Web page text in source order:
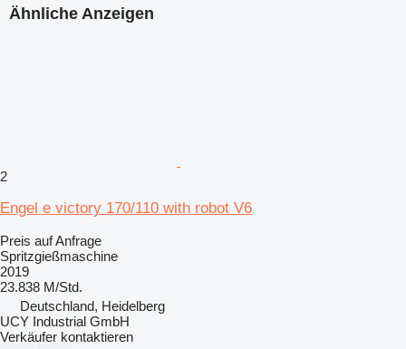
Ähnliche Anzeigen
2
Engel e victory 170/110 with robot V6
Preis auf Anfrage
Spritzgießmaschine
2019
23.838 M/Std.
Deutschland, Heidelberg
UCY Industrial GmbH
Verkäufer kontaktieren